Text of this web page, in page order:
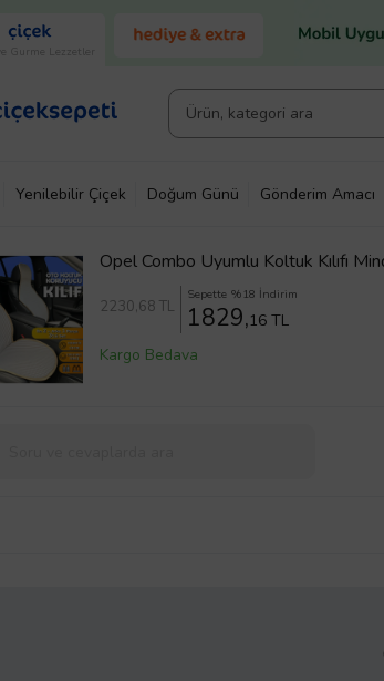
Gurme Lezzetler
Yenilebilir Çiçek Doğum Günü Gönderim Amacı
Opel Combo Uyumlu Koltuk Kılıfı
2230,68 TL
Sepette %18 İndirim
1829,16 TL
Kargo Bedava